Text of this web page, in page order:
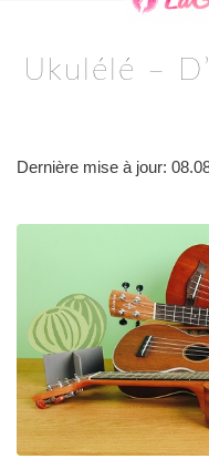
Ukulélé –
Dernière mise à jour: